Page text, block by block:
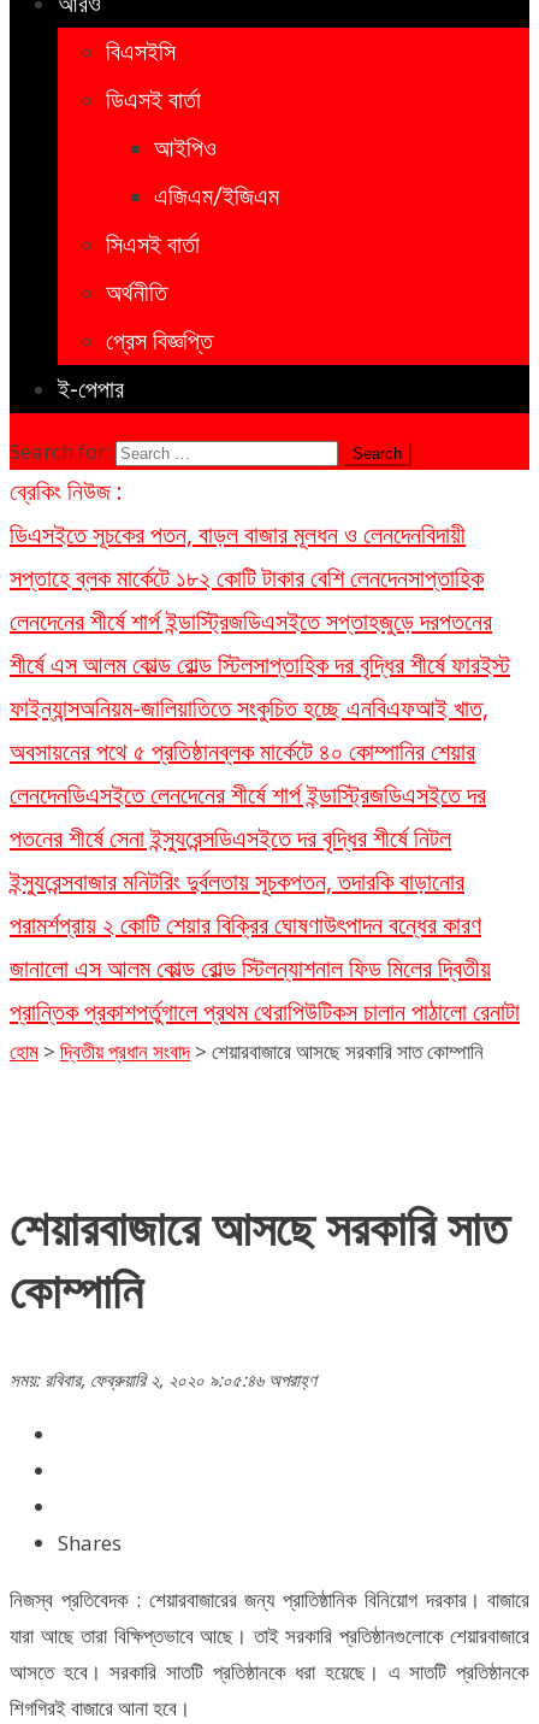
বিএসইসি
ডিএসই বার্তা
আইপিও
এজিএম/ইজিএম
সিএসই বার্তা
অর্থনীতি
প্রেস বিজ্ঞপ্তি
ই-পেপার
Search for:
ব্রেকিং নিউজ :
ডিএসইতে সূচকের পতন, বাড়ল বাজার মূলধন ও লেনদেনবিদায়ী
সপ্তাহে ব্লক মার্কেটে ১৮২ কোটি টাকার বেশি লেনদেনসাপ্তাহিক
লেনদেনের শীর্ষে শার্প ইন্ডাস্ট্রিজডিএসইতে সপ্তাহজুড়ে দরপতনের
শীর্ষে এস আলম কোল্ড রোল্ড স্টিলসাপ্তাহিক দর বৃদ্ধির শীর্ষে ফারইস্ট
ফাইন্যান্সঅনিয়ম-জালিয়াতিতে সংকুচিত হচ্ছে এনবিএফআই খাত,
অবসায়নের পথে ৫ প্রতিষ্ঠানব্লক মার্কেটে ৪০ কোম্পানির শেয়ার
লেনদেনডিএসইতে লেনদেনের শীর্ষে শার্প ইন্ডাস্ট্রিজডিএসইতে দর
পতনের শীর্ষে সেনা ইন্স্যুরেন্সডিএসইতে দর বৃদ্ধির শীর্ষে নিটল
ইন্স্যুরেন্সবাজার মনিটরিং দুর্বলতায় সূচকপতন, তদারকি বাড়ানোর
পরামর্শপ্রায় ২ কোটি শেয়ার বিক্রির ঘোষণাউৎপাদন বন্ধের কারণ
জানালো এস আলম কোল্ড রোল্ড স্টিলন্যাশনাল ফিড মিলের দ্বিতীয়
প্রান্তিক প্রকাশপর্তুগালে প্রথম থেরাপিউটিকস চালান পাঠালো রেনাটা
হোম > দ্বিতীয় প্রধান সংবাদ > শেয়ারবাজারে আসছে সরকারি সাত কোম্পানি
শেয়ারবাজারে আসছে সরকারি সাত
কোম্পানি
সময়: রবিবার, ফেব্রুয়ারি ২, ২০২০ ৯:০৫:৪৬ অপরাহ্ণ
Shares
নিজস্ব প্রতিবেদক : শেয়ারবাজারের জন্য প্রাতিষ্ঠানিক বিনিয়োগ দরকার। বাজারে
যারা আছে তারা বিক্ষিপ্তভাবে আছে। তাই সরকারি প্রতিষ্ঠানগুলোকে শেয়ারবাজারে
আসতে হবে। সরকারি সাতটি প্রতিষ্ঠানকে ধরা হয়েছে। এ সাতটি প্রতিষ্ঠানকে
শিগগিরই বাজারে আনা হবে।